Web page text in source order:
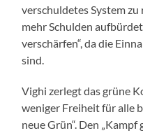
verschuldetes System
mehr Schulden
verschärfen“, da die
sind.
Vighi zerlegt das grüne
weniger Freiheit für alle
neue Grün“. Den